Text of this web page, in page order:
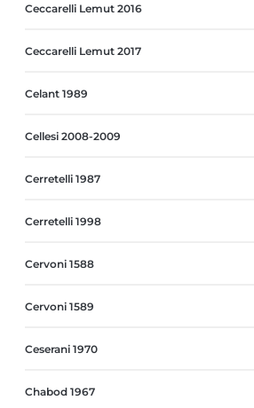
Ceccarelli Lemut 2016
Ceccarelli Lemut 2017
Celant 1989
Cellesi 2008-2009
Cerretelli 1987
Cerretelli 1998
Cervoni 1588
Cervoni 1589
Ceserani 1970
Chabod 1967